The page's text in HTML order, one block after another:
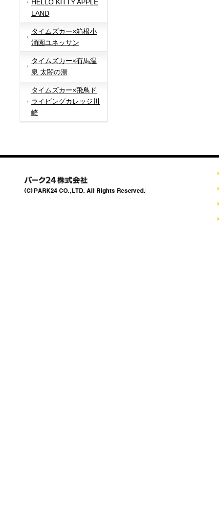
HELLO KITTY APPLE
LAND
タイムズカー×箱根小
涌園ユネッサン
タイムズカー×有馬温
泉 太閤の湯
タイムズカー×飛鳥ド
ライビングカレッジ川
崎